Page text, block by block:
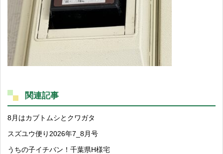
関連記事
8月はカブトムシとクワガタ
スズユウ便り2026年7_8月号
うちの子イチバン！千葉県H様宅